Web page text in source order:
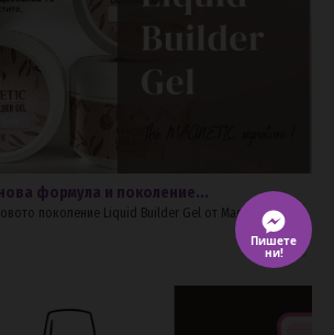
формула и поколение...
поколение Liquid Builder Gel от Magnetic Nails
433
Пишете
ни!